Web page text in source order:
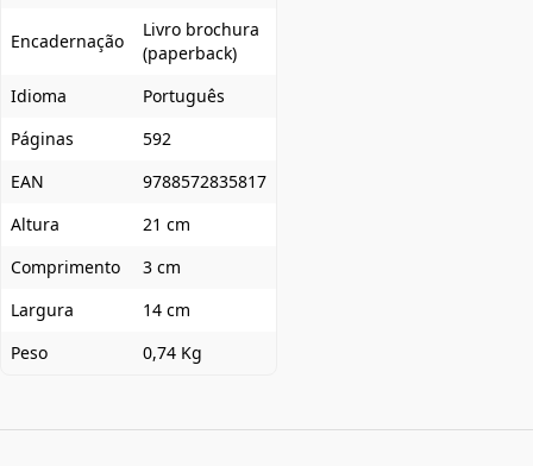
Encadernação
Livro brochura
(paperback)
Idioma
Português
Páginas
592
EAN
9788572835817
Altura
21 cm
Comprimento
3 cm
Largura
14 cm
Peso
0,74 Kg